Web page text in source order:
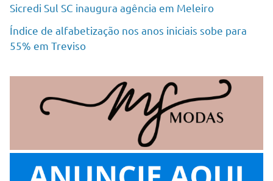
Sicredi Sul SC inaugura agência em Meleiro
Índice de alfabetização nos anos iniciais sobe para
55% em Treviso